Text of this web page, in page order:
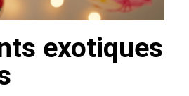
exotiques